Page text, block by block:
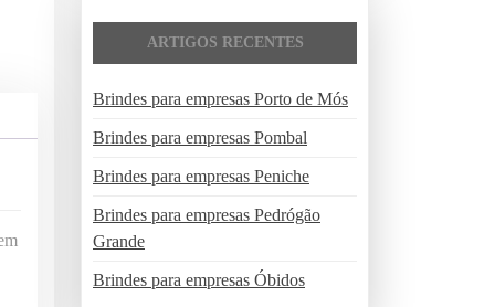
ARTIGOS RECENTES
Brindes para empresas Porto de Mós
Brindes para empresas Pombal
Brindes para empresas Peniche
Brindes para empresas Pedrógão
Grande
Brindes para empresas Óbidos